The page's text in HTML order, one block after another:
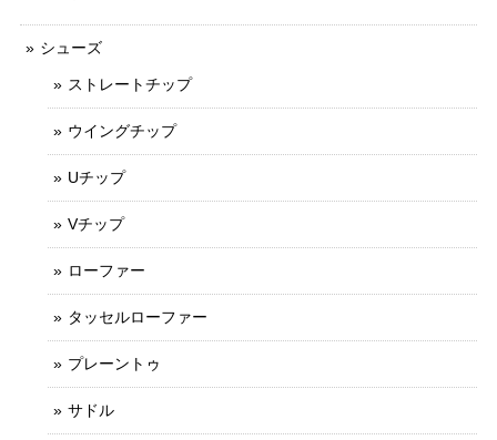
シューズ
ストレートチップ
ウイングチップ
Uチップ
Vチップ
ローファー
タッセルローファー
プレーントゥ
サドル